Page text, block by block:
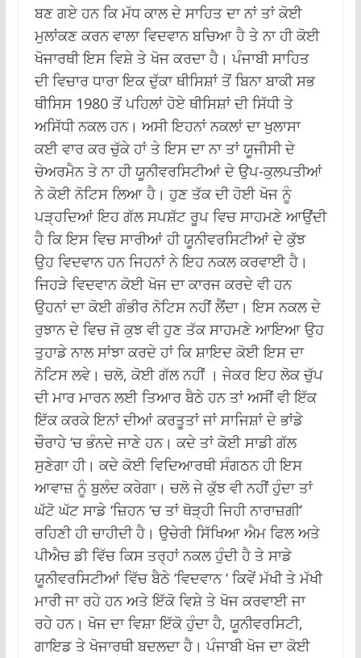
ਬਣ ਗਏ ਹਨ ਕਿ ਮੱਧ ਕਾਲ ਦੇ ਸਾਹਿਤ ਦਾ ਨਾਂ ਤਾਂ ਕੋਈ
ਮੁਲਾਂਕਣ ਕਰਨ ਵਾਲਾ ਵਿਦਵਾਨ ਬਚਿਆ ਹੈ ਤੇ ਨਾ ਹੀ ਕੋਈ
ਖੋਜਾਰਥੀ ਇਸ ਵਿਸ਼ੇ ਤੇ ਖੋਜ ਕਰਦਾ ਹੈ। ਪੰਜਾਬੀ ਸਾਹਿਤ
ਦੀ ਵਿਚਾਰ ਧਾਰਾ ਇਕ ਦੁੱਕਾ ਥੀਸਿਸ਼ਾਂ ਤੋਂ ਬਿਨਾ ਬਾਕੀ ਸਭ
ਥੀਸਿਸ 1980 ਤੋਂ ਪਹਿਲਾਂ ਹੋਏ ਥੀਸਿਸ਼ਾਂ ਦੀ ਸਿੱਧੀ ਤੇ
ਅਸਿੱਧੀ ਨਕਲ ਹਨ। ਅਸੀ ਇਹਨਾਂ ਨਕਲਾਂ ਦਾ ਖੁਲਾਸਾ
ਕਈ ਵਾਰ ਕਰ ਚੁੱਕੇ ਹਾਂ ਤੇ ਇਸ ਦਾ ਨਾ ਤਾਂ ਯੂਜੀਸੀ ਦੇ
ਚੇਅਰਮੈਨ ਤੇ ਨਾ ਹੀ ਯੂਨੀਵਰਸਿਟੀਆਂ ਦੇ ਉਪ-ਕੁਲਪਤੀਆਂ
ਨੇ ਕੋਈ ਨੋਟਿਸ ਲਿਆ ਹੈ। ਹੁਣ ਤੱਕ ਦੀ ਹੋਈ ਖੋਜ ਨੂੰ
ਪੜ੍ਹਦਿਆਂ ਇਹ ਗੱਲ ਸਪਸ਼ੱਟ ਰੂਪ ਵਿਚ ਸਾਹਮਣੇ ਆਉਂਦੀ
ਹੈ ਕਿ ਇਸ ਵਿਚ ਸਾਰੀਆਂ ਹੀ ਯੂਨੀਵਰਸਿਟੀਆਂ ਦੇ ਕੁੱਝ
ਉਹ ਵਿਦਵਾਨ ਹਨ ਜਿਹਨਾਂ ਨੇ ਇਹ ਨਕਲ ਕਰਵਾਈ ਹੈ।
ਜਿਹੜੇ ਵਿਦਵਾਨ ਕੋਈ ਖੋਜ ਦਾ ਕਾਰਜ ਕਰਦੇ ਵੀ ਹਨ
ਉਹਨਾਂ ਦਾ ਕੋਈ ਗੰਭੀਰ ਨੋਟਿਸ ਨਹੀਂ ਲੈਂਂਦਾ। ਇਸ ਨਕਲ ਦੇ
ਰੁਝਾਨ ਦੇ ਵਿਚ ਜੋ ਕੁਝ ਵੀ ਹੁਣ ਤੱਕ ਸਾਹਮਣੇ ਆਇਆ ਉਹ
ਤੁਹਾਡੇ ਨਾਲ ਸਾਂਝਾ ਕਰਦੇ ਹਾਂ ਕਿ ਸ਼ਾਇਦ ਕੋਈ ਇਸ ਦਾ
ਨੋਟਿਸ ਲਵੇ। ਚਲੋ, ਕੋਈ ਗੱਲ ਨਹੀਂ । ਜੇਕਰ ਇਹ ਲੋਕ ਚੁੱਪ
ਦੀ ਮਾਰ ਮਾਰਨ ਲਈ ਤਿਆਰ ਬੈਠੇ ਹਨ ਤਾਂ ਅਸੀਂ ਵੀ ਇੱਕ
ਇੱਕ ਕਰਕੇ ਇਨਾਂ ਦੀਆਂ ਕਰਤੂਤਾਂ ਜਾਂ ਸਾਜਿਸ਼ਾਂ ਦੇ ਭਾਂਡੇ
ਚੌਰਾਹੇ ‘ਚ ਭੰਨਦੇ ਜਾਣੇ ਹਨ। ਕਦੇ ਤਾਂ ਕੋਈ ਸਾਡੀ ਗੱਲ
ਸੁਣੇਗਾ ਹੀ। ਕਦੇ ਕੋਈ ਵਿਦਿਆਰਥੀ ਸੰਗਠਨ ਹੀ ਇਸ
ਆਵਾਜ਼ ਨੂੰ ਬੁਲੰਦ ਕਰੇਗਾ। ਚਲੋ ਜੇ ਕੁੱਝ ਵੀ ਨਹੀਂ ਹੁੰਦਾ ਤਾਂ
ਘੱਟੋ ਘੱਟ ਸਾਡੇ ‘ਜ਼ਿਹਨ ‘ਚ ਤਾਂ ਥੋੜ੍ਹੀ ਜਿਹੀ ਨਾਰਾਜ਼ਗੀ’
ਰਹਿਣੀ ਹੀ ਚਾਹੀਦੀ ਹੈ। ਉਚੇਰੀ ਸਿੱਖਿਆ ਐਮ ਫਿਲ ਅਤੇ
ਪੀਐਚ ਡੀ ਵਿੱਚ ਕਿਸ ਤਰ੍ਹਾਂ ਨਕਲ ਹੁੰਦੀ ਹੈ ਤੇ ਸਾਡੇ
ਯੂਨੀਵਰਸਿਟੀਆਂ ਵਿੱਚ ਬੈਠੇ ‘ਵਿਦਵਾਨ ‘ ਕਿਵੇਂ ਮੱਖੀ ਤੇ ਮੱਖੀ
ਮਾਰੀ ਜਾ ਰਹੇ ਹਨ ਅਤੇ ਇੱਕੋ ਵਿਸ਼ੇ ਤੇ ਖੋਜ ਕਰਵਾਈ ਜਾ
ਰਹੇ ਹਨ। ਖੋਜ ਦਾ ਵਿਸ਼ਾ ਇੱਕੋ ਹੁੰਦਾ ਹੈ, ਯੂਨੀਵਰਸਿਟੀ,
ਗਾਇਡ ਤੇ ਖੋਜਾਰਥੀ ਬਦਲਦਾ ਹੈ। ਪੰਜਾਬੀ ਖੋਜ ਦਾ ਕੋਈ